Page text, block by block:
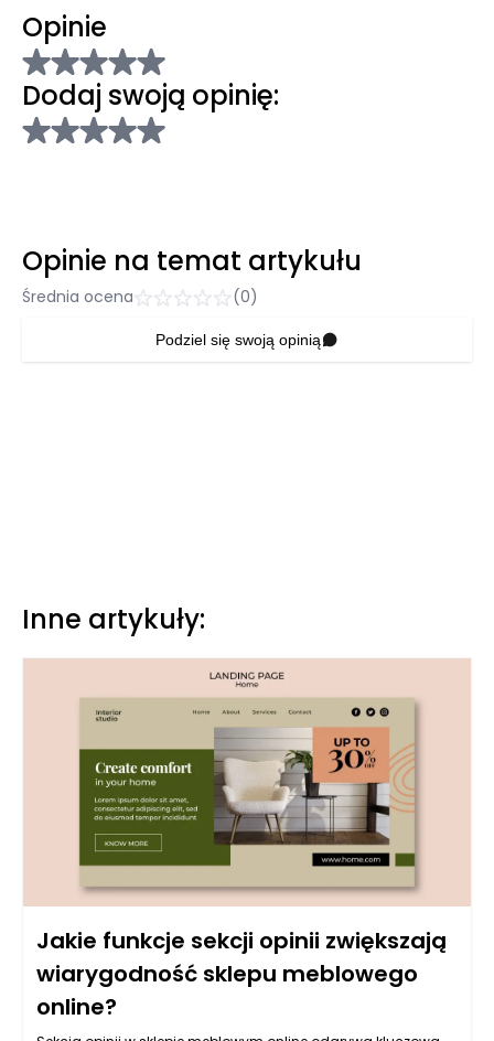
Opinie
Dodaj swoją opinię:
Opinie na temat artykułu
Średnia ocena (0)
Podziel się swoją opinią
Inne artykuły:
Jakie funkcje sekcji opinii zwiększają
wiarygodność sklepu meblowego
online?